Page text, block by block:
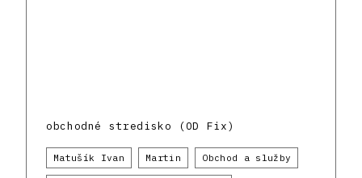
obchodné stredisko (OD Fix)
Matušík Ivan Martin Obchod a služby